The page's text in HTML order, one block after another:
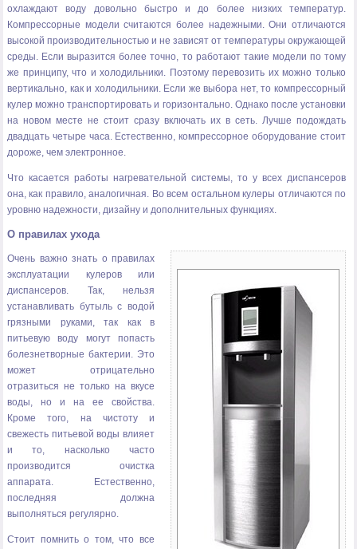
охлаждают воду довольно быстро и до более низких температур.
Компрессорные модели считаются более надежными. Они отличаются
высокой производительностью и не зависят от температуры окружающей
среды. Если выразится более точно, то работают такие модели по тому
же принципу, что и холодильники. Поэтому перевозить их можно только
вертикально, как и холодильники. Если же выбора нет, то компрессорный
кулер можно транспортировать и горизонтально. Однако после установки
на новом месте не стоит сразу включать их в сеть. Лучше подождать
двадцать четыре часа. Естественно, компрессорное оборудование стоит
дороже, чем электронное.
Что касается работы нагревательной системы, то у всех диспансеров
она, как правило, аналогичная. Во всем остальном кулеры отличаются по
уровню надежности, дизайну и дополнительных функциях.
О правилах ухода
Очень важно знать о правилах
эксплуатации кулеров или
диспансеров. Так, нельзя
устанавливать бутыль с водой
грязными руками, так как в
питьевую воду могут попасть
болезнетворные бактерии. Это
может отрицательно
отразиться не только на вкусе
воды, но и на ее свойства.
Кроме того, на чистоту и
свежесть питьевой воды влияет
и то, насколько часто
производится очистка
аппарата. Естественно,
последняя должна
выполняться регулярно.
Стоит помнить о том, что все